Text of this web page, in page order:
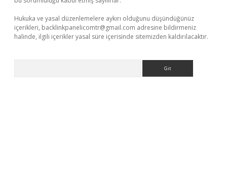
Hukuka ve yasal düzenlemelere aykırı olduğunu düşündüğünüz
içerikleri, backlinkpanelicomtr@gmail.com adresine bildirmeniz
halinde, ilgili içerikler yasal süre içerisinde sitemizden kaldırılacaktır.